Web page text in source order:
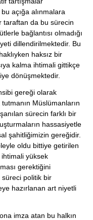
açığa alınmalara
taraftan da bu sürecin
bağlantısı olmadığı
dillendirilmektedir. Bu
haksız bir
kalma ihtimali gittikçe
dönüşmektedir.
gereği olarak
Müslümanların
sürecin farklı bir
hassasiyetle
şahitliğimizin gereğidir.
oldu bittiye getirilen
yüksek
gerektiğini
süreci politik bir
hazırlanan art niyetli
imza atan bu halkın